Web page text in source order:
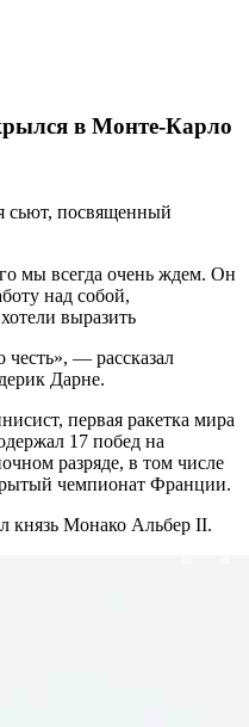
в Монте-Карло
сьют, посвященный
мы всегда очень ждем. Он
над собой,
выразить
честь», — рассказал
Дарне.
первая ракетка мира
17 побед на
разряде, в том числе
чемпионат Франции.
князь Монако Альбер II.